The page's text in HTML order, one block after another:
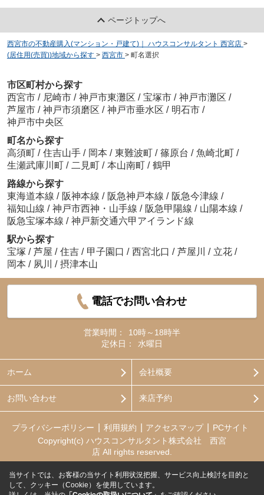
ページトップへ
西宮市の不動産購入(マンション・戸建て)｜ ハウスコンサルタント 西宮店 >
(居住用(売買))地域から探す > 西宮市 > 町名選択
市区町村から探す
西宮市 / 尼崎市 / 神戸市東灘区 / 宝塚市 / 神戸市灘区 /
芦屋市 / 神戸市須磨区 / 神戸市垂水区 / 明石市 /
神戸市中央区
町名から探す
高須町 / 住吉山手 / 岡本 / 東難波町 / 篠原台 / 魚崎北町 /
生瀬武庫川町 / 二見町 / 本山南町 / 鶴甲
路線から探す
東海道本線 / 阪神本線 / 阪急神戸本線 / 阪急今津線 /
福知山線 / 神戸市西神・山手線 / 阪急甲陽線 / 山陽本線 /
阪急宝塚本線 / 神戸新交通六甲アイランド線
駅から探す
宝塚 / 芦屋 / 住吉 / 甲子園口 / 西宮北口 / 芦屋川 / 立花 /
岡本 / 夙川 / 摂津本山
電話でお問い合わせ
営業時間：
10時～18時半
定休日：
水曜日
ホーム 会社概要
お問い合わせ 来店予約
プライバシーポリシー 利用規約 アクセスマップ
PCサイト
Copyright(c) ハウスコンサルタント株式会社 西宮
店 All rights reserved.
当サイトでは、お客様の当サイト利用状況把握、サービス向上検討を目的と
して、クッキー（Cookie）を使用しています。